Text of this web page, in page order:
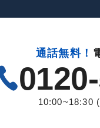
通話無料！
10:00~18:30